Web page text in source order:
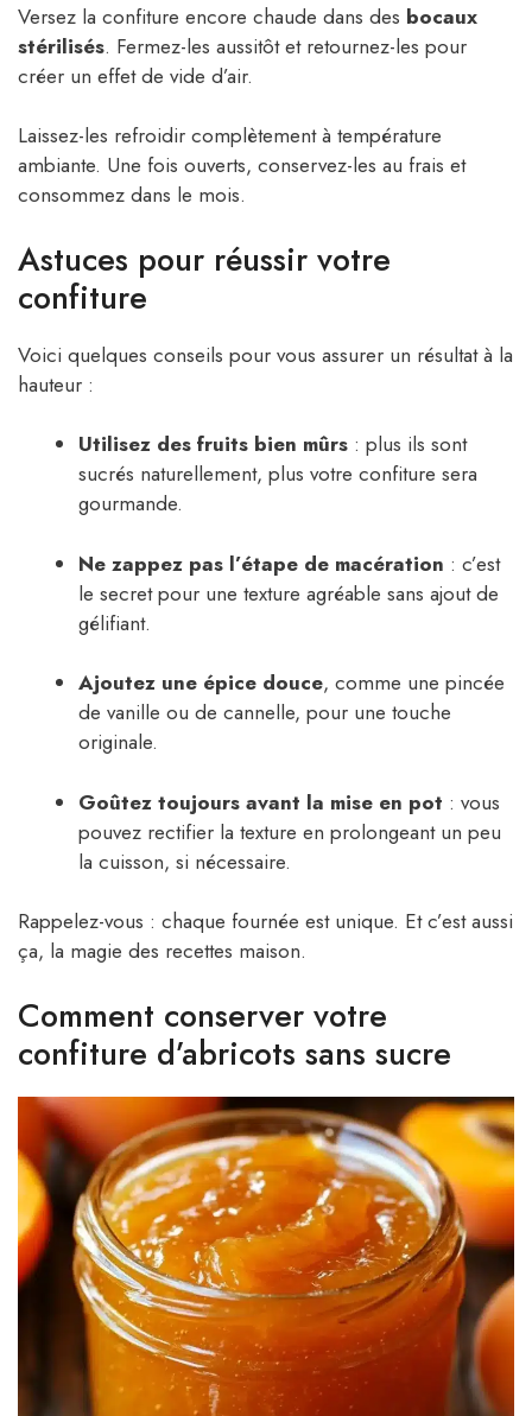
Versez la confiture encore chaude dans des bocaux
stérilisés. Fermez-les aussitôt et retournez-les pour
créer un effet de vide d’air.
Laissez-les refroidir complètement à température
ambiante. Une fois ouverts, conservez-les au frais et
consommez dans le mois.
Astuces pour réussir votre
confiture
Voici quelques conseils pour vous assurer un résultat à la
hauteur :
Utilisez des fruits bien mûrs : plus ils sont
sucrés naturellement, plus votre confiture sera
gourmande.
Ne zappez pas l’étape de macération : c’est
le secret pour une texture agréable sans ajout de
gélifiant.
Ajoutez une épice douce, comme une pincée
de vanille ou de cannelle, pour une touche
originale.
Goûtez toujours avant la mise en pot : vous
pouvez rectifier la texture en prolongeant un peu
la cuisson, si nécessaire.
Rappelez-vous : chaque fournée est unique. Et c’est aussi
ça, la magie des recettes maison.
Comment conserver votre
confiture d’abricots sans sucre